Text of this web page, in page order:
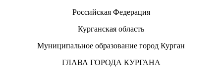
Российская Федерация
Курганская область
Муниципальное образование город Курган
ГЛАВА ГОРОДА КУРГАНА